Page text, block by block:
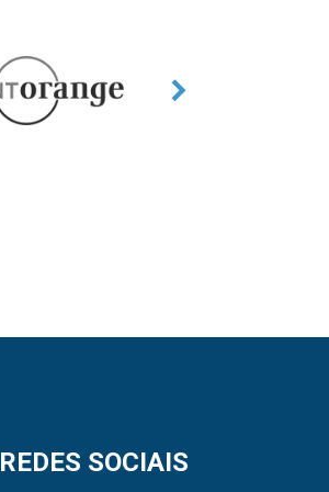
REDES SOCIAIS